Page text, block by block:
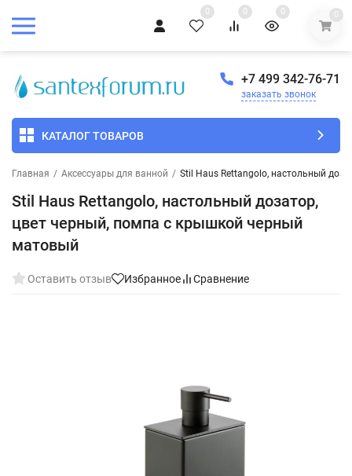
0 0 0 0
+7 499 342-76-71
заказать звонок
КАТАЛОГ ТОВАРОВ
Главная / Аксессуары для ванной / Stil Haus Rettangolo, настольный
Stil Haus Rettangolo, настольный дозатор,
цвет черный, помпа с крышкой черный
матовый
Оставить отзыв Избранное Сравнение